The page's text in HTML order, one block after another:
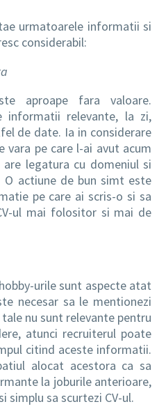
urmatoarele informatii si
considerabil:
aproape fara valoare.
informatii relevante, la zi,
de date. Ia in considerare
vara pe care l-ai avut acum
legatura cu domeniul si
actiune de bun simt este
pe care ai scris-o si sa
ul mai folositor si mai de
urile sunt aspecte atat
necesar sa le mentionezi
tale nu sunt relevante pentru
atunci recruiterul poate
citind aceste informatii.
alocat acestora ca sa
la joburile anterioare,
simplu sa scurtezi CV-ul.